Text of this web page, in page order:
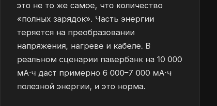
это не то же самое, что количество
«полных зарядок». Часть энергии
теряется на преобразовании
напряжения, нагреве и кабеле. В
реальном сценарии павербанк на 10 000
мА·ч даст примерно 6 000–7 000 мА·ч
полезной энергии, и это норма.